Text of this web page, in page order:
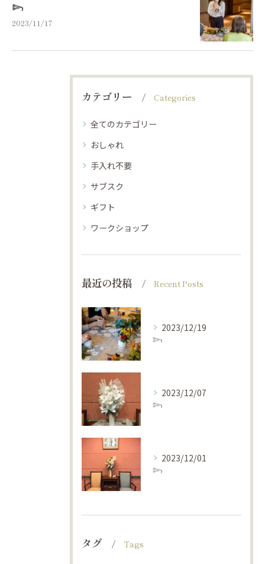
𓆸⁡⁡
2023/11/17
カテゴリー Categories
全てのカテゴリー
おしゃれ
手入れ不要
サブスク
ギフト
ワークショップ
最近の投稿 Recent Posts
2023/12/19
𓆸⁡⁡
2023/12/07
𓆸⁡⁡
2023/12/01
𓆸⁡⁡
タグ Tags